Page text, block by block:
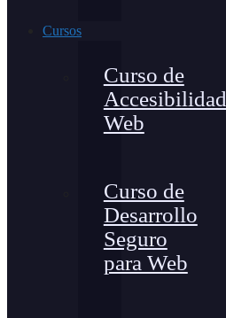
Cursos
Curso de
Accesibilidad
Web
Curso de
Desarrollo
Seguro
para Web